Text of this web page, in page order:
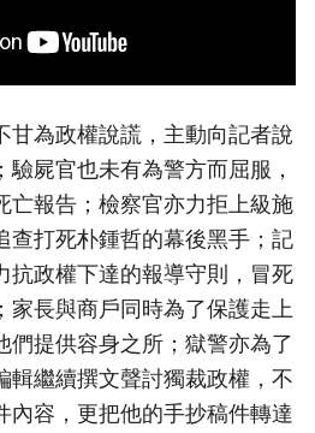
甘為政權說謊，主動向記者說
屍官也未有為警方而屈服，
亡報告；檢察官亦力拒上級施
查打死朴鍾哲的幕後黑手；記
抗政權下達的報導守則，冒死
家長與商戶同時為了保護走上
們提供容身之所；獄警亦為了
輯繼續撰文聲討獨裁政權，不
內容，更把他的手抄稿件轉達